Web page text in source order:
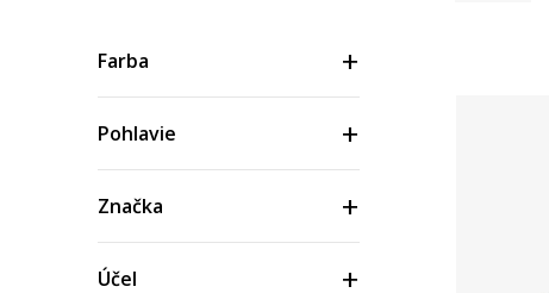
Farba
Pohlavie
Značka
Účel